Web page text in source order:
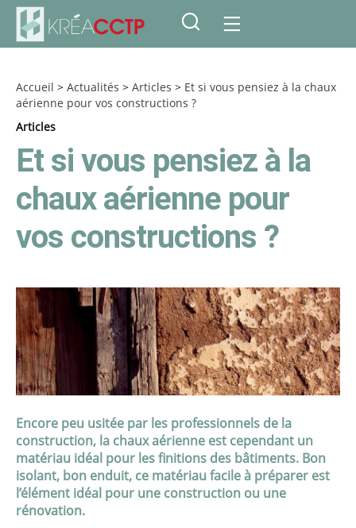
Accueil > Actualités > Articles > Et si vous pensiez à la chaux
aérienne pour vos constructions ?
Articles
Et si vous pensiez à la
chaux aérienne pour
vos constructions ?
Encore peu usitée par les professionnels de la
construction, la chaux aérienne est cependant un
matériau idéal pour les finitions des bâtiments. Bon
isolant, bon enduit, ce matériau facile à préparer est
l’élément idéal pour une construction ou une
rénovation.